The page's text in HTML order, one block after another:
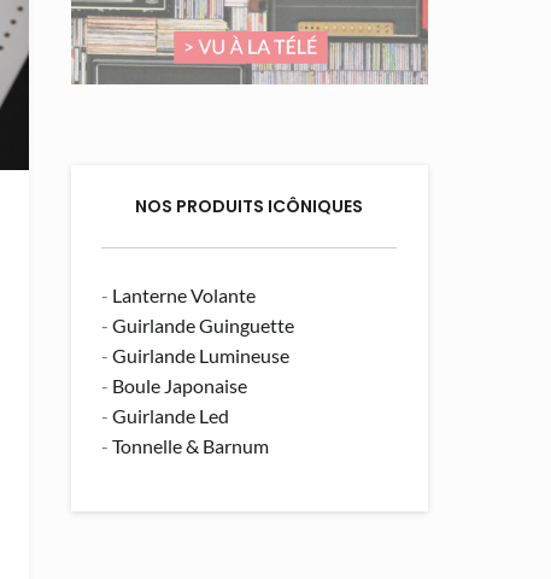
NOS PRODUITS ICÔNIQUES
- Lanterne Volante
-Guirlande Guinguette
-Guirlande Lumineuse
- Boule Japonaise
-Guirlande Led
-Tonnelle & Barnum